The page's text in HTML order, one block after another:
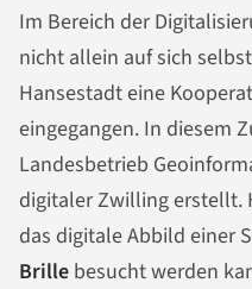
Im Bereich der
nicht allein auf sich
Hansestadt eine
eingegangen. In diesem
Landesbetrieb
digitaler Zwilling erstellt.
das digitale Abbild einer
Brille besucht werden